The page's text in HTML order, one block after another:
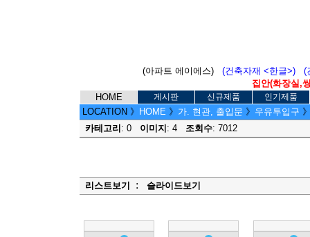
(아파트 에이에스) (건축자재 <한글>)
(
집안(화장실,
HOME
게시판 신규제품 인기제품
LOCATION 》 HOME 》 가. 현관, 출입문 》 우유투입구
카테고리 : 0 이미지 : 4 조회수: 7012
리스트보기 : 슬라이드보기